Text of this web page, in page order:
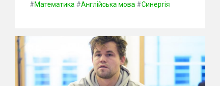
#Математика #Англійська мова #Синергія